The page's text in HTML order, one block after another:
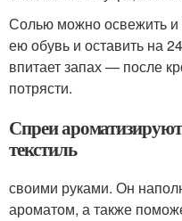
Солью можно освежить и
ею обувь и оставить на
впитает запах — после
потрясти.
Спреи
текстиль
своими руками. Он
ароматом, а также